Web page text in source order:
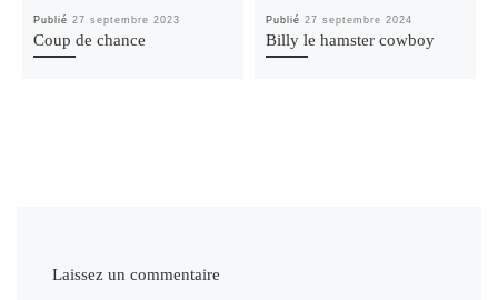
Publié27 septembre 2023
Coup de chance
Publié27 septembre 2024
Billy le hamster cowboy
Laissez un commentaire